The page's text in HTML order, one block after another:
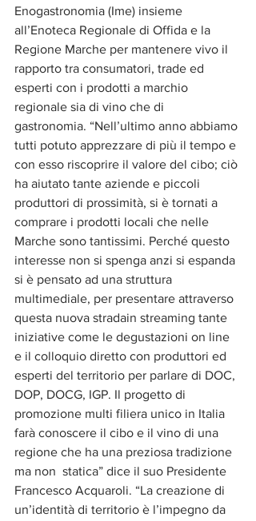
Enogastronomia (Ime) insieme
all’Enoteca Regionale di Offida e la
Regione Marche per mantenere vivo il
rapporto tra consumatori, trade ed
esperti con i prodotti a marchio
regionale sia di vino che di
gastronomia. “Nell’ultimo anno abbiamo
tutti potuto apprezzare di più il tempo e
con esso riscoprire il valore del cibo; ciò
ha aiutato tante aziende e piccoli
produttori di prossimità, si è tornati a
comprare i prodotti locali che nelle
Marche sono tantissimi. Perché questo
interesse non si spenga anzi si espanda
si è pensato ad una struttura
multimediale, per presentare attraverso
questa nuova stradain streaming tante
iniziative come le degustazioni on line
e il colloquio diretto con produttori ed
esperti del territorio per parlare di DOC,
DOP, DOCG, IGP. Il progetto di
promozione multi filiera unico in Italia
farà conoscere il cibo e il vino di una
regione che ha una preziosa tradizione
ma non  statica” dice il suo Presidente
Francesco Acquaroli. “La creazione di
un’identità di territorio è l’impegno da